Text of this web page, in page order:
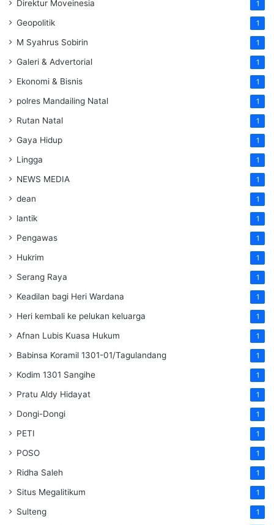
Direktur Moveinesia 1
Geopolitik 1
M Syahrus Sobirin 1
Galeri & Advertorial 1
Ekonomi & Bisnis 1
polres Mandailing Natal 1
Rutan Natal 1
Gaya Hidup 1
Lingga 1
NEWS MEDIA 1
dean 1
lantik 1
Pengawas 1
Hukrim 1
Serang Raya 1
Keadilan bagi Heri Wardana 1
Heri kembali ke pelukan keluarga 1
Afnan Lubis Kuasa Hukum 1
Babinsa Koramil 1301-01/Tagulandang 1
Kodim 1301 Sangihe 1
Pratu Aldy Hidayat 1
Dongi-Dongi 1
PETI 1
POSO 1
Ridha Saleh 1
Situs Megalitikum 1
Sulteng 1